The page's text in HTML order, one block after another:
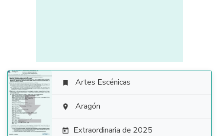

 Artes Escénicas
 Aragón
 Extraordinaria de 2025